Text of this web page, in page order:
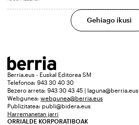
Gehiago ikusi
Berria.eus - Euskal Editorea SM
Telefonoa: 943 30 40 30
Bezero arreta: 943 30 43 45 | laguna@berria.eus
Webgunea: webgunea@berria.eus
Publizitatea: publi@bidera.eus
Harremanetan jarri
ORRIALDE KORPORATIBOAK